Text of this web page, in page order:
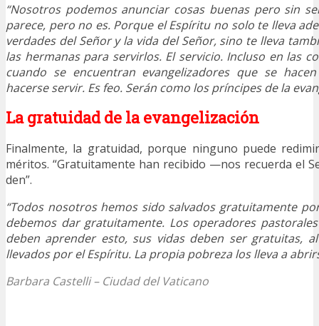
“Nosotros podemos anunciar cosas buenas pero sin
parece, pero no es. Porque el Espíritu no solo te lleva
verdades del Señor y la vida del Señor, sino te lleva
las hermanas para servirlos. El servicio. Incluso en las
cuando se encuentran evangelizadores que se
hacerse servir. Es feo. Serán como los príncipes de la
La gratuidad de la evangelización
Finalmente, la gratuidad, porque ninguno puede
méritos. “Gratuitamente han recibido —nos recuerda el
den”.
“Todos nosotros hemos sido salvados gratuitamente
debemos dar gratuitamente. Los operadores
deben aprender esto, sus vidas deben ser gratuitas,
llevados por el Espíritu. La propia pobreza los lleva a
Barbara Castelli – Ciudad del Vaticano